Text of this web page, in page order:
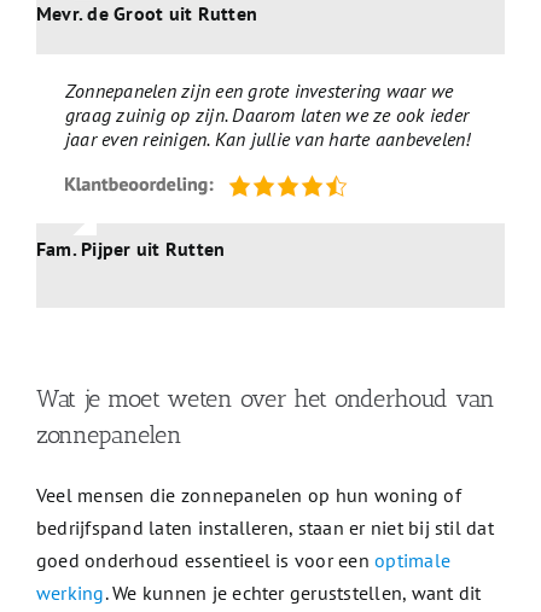
Mevr. de Groot uit Rutten
Zonnepanelen zijn een grote investering waar we
graag zuinig op zijn. Daarom laten we ze ook ieder
jaar even reinigen. Kan jullie van harte aanbevelen!
Fam. Pijper uit Rutten
Wat je moet weten over het onderhoud van
zonnepanelen
Veel mensen die zonnepanelen op hun woning of
bedrijfspand laten installeren, staan er niet bij stil dat
goed onderhoud essentieel is voor eenoptimale
werking. We kunnen je echter geruststellen, want dit